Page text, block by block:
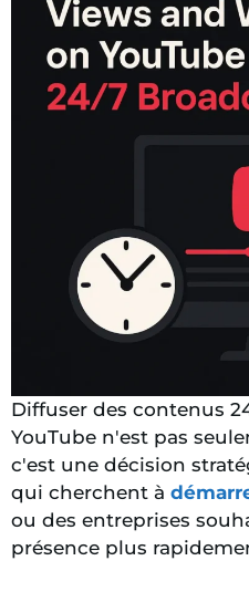
Diffuser des contenus
YouTube n'est pas
c'est une décision
qui cherchent à
ou des entreprises
présence plus